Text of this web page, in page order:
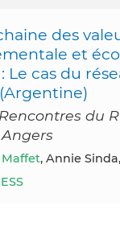
des
et
Le cas du
du
Angers
Maffet, Annie